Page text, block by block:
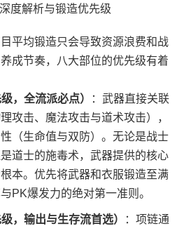
平均锻造只会导致资源浪费和战
成节奏，八大部位的优先级有着
，全流派必点）
：武器直接关联
攻击、魔法攻击与道术攻击），
（生命值与双防）。无论是战士
道士的施毒术，武器提供的核心
本。优先将武器和衣服锻造至满
PK爆发力的绝对第一准则。
，输出与生存流首选）
：项链通